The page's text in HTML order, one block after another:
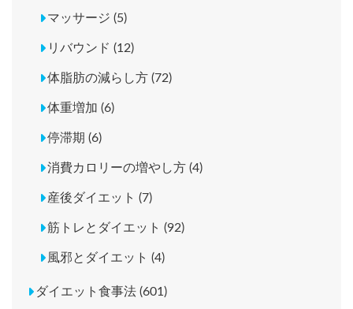
マッサージ (5)
リバウンド (12)
体脂肪の減らし方 (72)
体重増加 (6)
停滞期 (6)
消費カロリーの増やし方 (4)
産後ダイエット (7)
筋トレとダイエット (92)
風邪とダイエット (4)
ダイエット食事法 (601)